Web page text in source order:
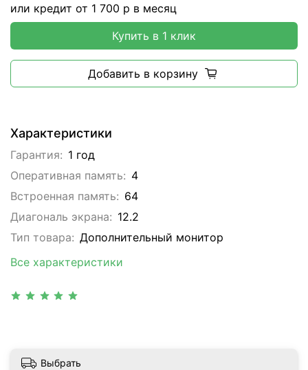
Характеристики
Гарантия: 1 год
Оперативная память: 4
Встроенная память: 64
Диагональ экрана: 12.2
Тип товара: Дополнительный монитор
Все характеристики
или кредит от 1 700 р в месяц
Купить в 1 клик
Добавить в корзину
Выбрать